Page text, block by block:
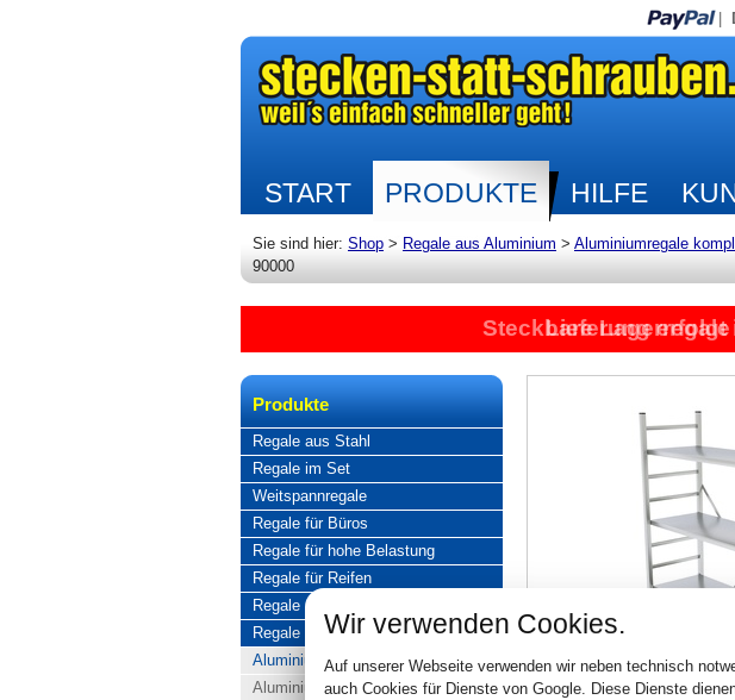
START PRODUKTE HILFE
Sie sind hier: Shop > Regale aus Aluminium > Aluminiumregale
90000
SteckbareLieferung erfolgt
Produkte
Regale aus Stahl
Regale im Set
Weitspannregale
Regale für Büros
Regale für hohe Belastung
Regale für Reifen
Regale aus Edelstahl
Regale aus Aluminium
Aluminiumregale komplett
Aluminiumregal Baukasten
Wir verwenden Cookies.
Auf unserer Webseite verwenden wir neben technisch
auch Cookies für Dienste von Google. Diese Dienste